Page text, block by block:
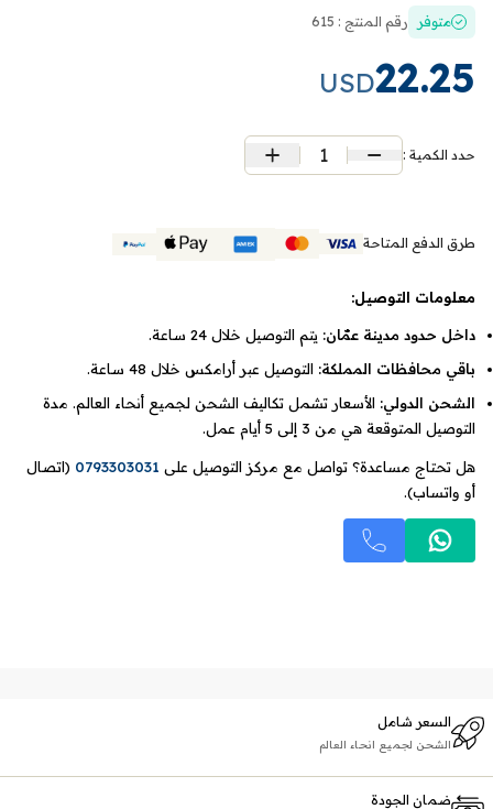
متوفر رقم المنتج : 615
22.25
USD
حدد الكمية : 1
طرق الدفع المتاحة
معلومات التوصيل:
داخل حدود مدينة عمّان: يتم التوصيل خلال 24 ساعة.
باقي محافظات المملكة: التوصيل عبر أرامكس خلال 48 ساعة.
الشحن الدولي: الأسعار تشمل تكاليف الشحن لجميع أنحاء العالم. مدة
التوصيل المتوقعة هي من 3 إلى 5 أيام عمل.
هل تحتاج مساعدة؟ تواصل مع مركز التوصيل على 0793303031 (اتصال
أو واتساب).
السعر شامل
الشحن لجميع انحاء العالم
ضمان الجودة